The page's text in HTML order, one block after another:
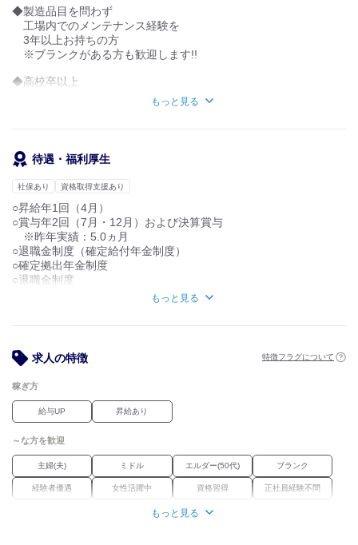
経験豊富な先輩社員があなたをきちんとサポートします。
◆製造品目を問わず
工場内でのメンテナンス経験を
3年以上お持ちの方
※ブランクがある方も歓迎します!!
◆高校卒以上
◆要普通免許（AT限定可：業務使用のため）
※40代・50代から入社した方もいます。
○各種資格保持者は優遇いたします。
※必要な資格は入社後に取得出来ます。
○定年60歳・再雇用制度65歳まで
もっと見る
待遇・福利厚生
社保あり 資格取得支援あり
○昇給年1回（4月）
○賞与年2回（7月・12月）および決算賞与
※昨年実績：5.0ヵ月
○退職金制度（確定給付年金制度）
○確定拠出年金制度
○退職金制度
○交通費規定内支給（月18,500円まで：年単位で変動します）
○制服貸与
○各種手当
※役職手当
※子育手当
・18歳までの扶養家族1人あたり5,000円
・対象者3人目からは1人あたり10,000円
※シフト勤務手当
※ライフプラン手当
○特別休暇
※慶弔休暇
※産前産後休暇
※育児休暇（実績あり）
もっと見る
求人の特徴 特徴フラグについて
稼ぎ方
給与UP 昇給あり
～な方を歓迎
主婦(夫) ミドル エルダー(50代) ブランク
経験者優遇 女性活躍中 資格習得 正社員経験不問
もっと見る